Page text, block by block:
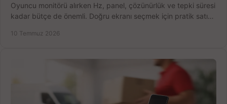
Oyuncu monitörü alırken Hz, panel, çözünürlük ve tepki süresi
kadar bütçe de önemli. Doğru ekranı seçmek için pratik satın
10 Temmuz 2026